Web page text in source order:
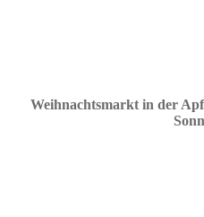
Weihnachtsmarkt in der